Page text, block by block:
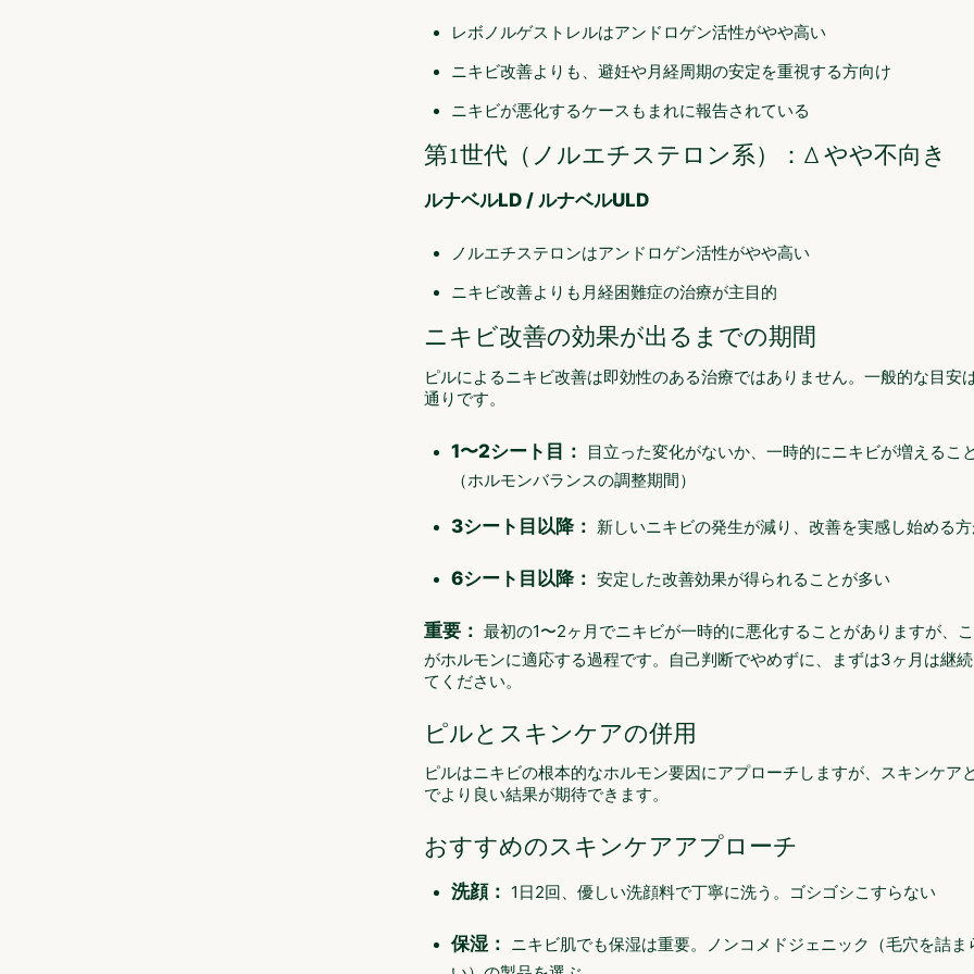
レボノルゲストレルはアンドロゲン活性がやや高い
ニキビ改善よりも、避妊や月経周期の安定を重視する方向け
ニキビが悪化するケースもまれに報告されている
第1世代（ノルエチステロン系）：△ やや不向き
ルナベルLD / ルナベルULD
ノルエチステロンはアンドロゲン活性がやや高い
ニキビ改善よりも月経困難症の治療が主目的
ニキビ改善の効果が出るまでの期間
ピルによるニキビ改善は即効性のある治療ではありません。一般的な目安
通りです。
1〜2シート目：
目立った変化がないか、一時的にニキビが増えるこ
（ホルモンバランスの調整期間）
3シート目以降： 新しいニキビの発生が減り、改善を実感し始める
6シート目以降： 安定した改善効果が得られることが多い
重要： 最初の1〜2ヶ月でニキビが一時的に悪化することがありますが、
がホルモンに適応する過程です。自己判断でやめずに、まずは3ヶ月は継
てください。
ピルとスキンケアの併用
ピルはニキビの根本的なホルモン要因にアプローチしますが、スキンケア
でより良い結果が期待できます。
おすすめのスキンケアアプローチ
洗顔： 1日2回、優しい洗顔料で丁寧に洗う。ゴシゴシこすらない
保湿：
ニキビ肌でも保湿は重要。ノンコメドジェニック（毛穴を詰ま